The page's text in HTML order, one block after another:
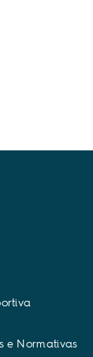
ortiva
e Normativas